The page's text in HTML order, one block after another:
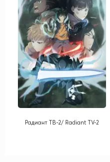
Радиант ТВ-2/ Radiant TV-2